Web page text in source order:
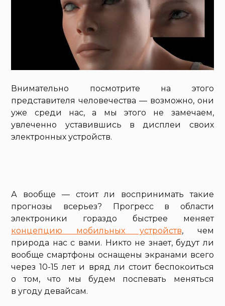
Внимательно посмотрите на этого
представителя человечества — возможно, они
уже среди нас, а мы этого не замечаем,
увлеченно уставившись в дисплеи своих
электронных устройств.
А вообще — стоит ли воспринимать такие
прогнозы всерьез? Прогресс в области
электроники гораздо быстрее меняет
концепцию мобильных устройств, чем
природа нас с вами. Никто не знает, будут ли
вообще смартфоны оснащены экранами всего
через 10-15 лет и вряд ли стоит беспокоиться
о том, что мы будем поспевать меняться
в угоду девайсам.